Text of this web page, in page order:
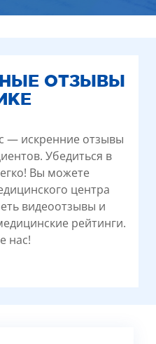
ОТЗЫВЫ
— искренние отзывы
Убедиться в
Вы можете
центра
видеоотзывы и
рейтинги.
нас!